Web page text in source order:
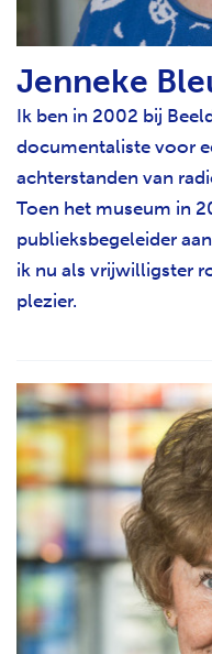
Jenneke
Ik ben in 2002 bij
documentaliste voor
achterstanden van
Toen het museum in
publieksbegeleider
ik nu als vrijwilligster
plezier.